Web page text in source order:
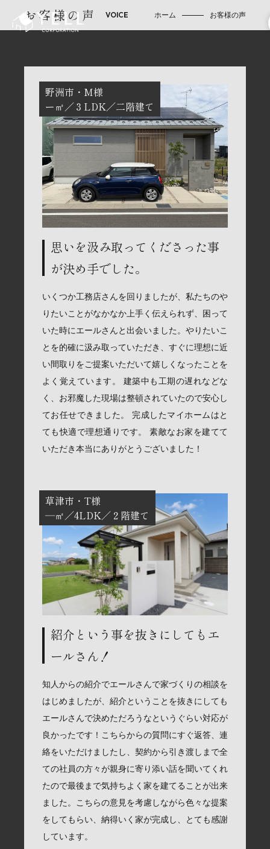
お客様の声 ホーム お客様の声
野洲市
M様
ー㎡
３LDK 二階建て
思いを汲み取ってくださった事
が決め手でした。
いくつか工務店さんを回りましたが、私たちのや
りたいことがなかなか上手く伝えられず、困って
いた時にエールさんと出会いました。やりたいこ
とを的確に汲み取っていただき、すぐに理想に近
い間取りをご提案いただいて嬉しくなったことを
よく覚えています。 建築中も工期の遅れなどな
く、お邪魔した現場は整頓されていたので安心し
てお任せできました。 完成したマイホームはと
ても快適で理想通りです。 素敵なお家を建てて
いただき本当にありがとうございました！
草津市
T様
―㎡
4LDK ２階建て
紹介という事を抜きにしてもエ
ールさん！
知人からの紹介でエールさんで家づくりの相談を
はじめましたが、紹介ということを抜きにしても
エールさんで決めただろうなというぐらい対応が
良かったです！こちらからの質問にすぐ返答、連
絡をいただけましたし、契約から引き渡しまで全
ての社員の方々が親身に寄り添い話を聞いてくれ
たので最後まで気持ちよく家を建てることが出来
ました。こちらの意見を考慮しながら色々な提案
をしてもらい、納得いく家が完成し、とても感謝
しています。